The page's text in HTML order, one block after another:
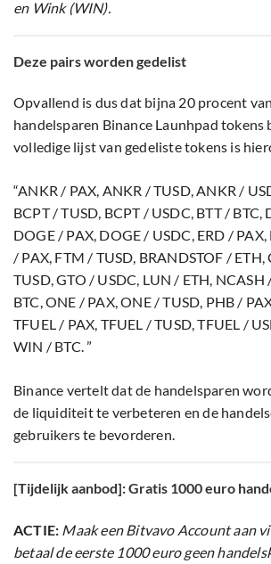
en Wink (WIN).
Deze pairs worden gedelist
Opvallend is dus dat bijna 20 procent
handelsparen Binance Launhpad tokens
volledige lijst van gedeliste tokens is
“ANKR / PAX, ANKR / TUSD, ANKR /
BCPT / TUSD, BCPT / USDC, BTT / BTC,
DOGE / PAX, DOGE / USDC, ERD /
/ PAX, FTM / TUSD, BRANDSTOF / ETH,
TUSD, GTO / USDC, LUN / ETH, NCASH
BTC, ONE / PAX, ONE / TUSD, PHB /
TFUEL / PAX, TFUEL / TUSD, TFUEL /
WIN / BTC. ”
Binance vertelt dat de handelsparen
de liquiditeit te verbeteren en de
gebruikers te bevorderen.
[Tijdelijk aanbod]: Gratis 1000 euro
ACTIE: Maak een Bitvavo Account aan
betaal de eerste 1000 euro geen